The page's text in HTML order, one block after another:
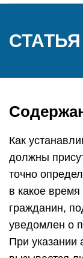
Как
должны
точно
в какое время
гражданин,
уведомлен о
При указании